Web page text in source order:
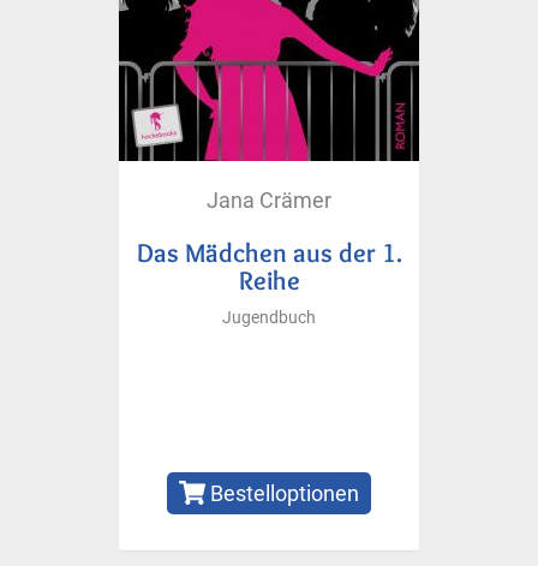
Jana Crämer
Das Mädchen aus der 1.
Reihe
Jugendbuch
Bestelloptionen